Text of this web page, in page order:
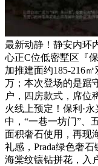
最新动静！静安内环
心正C位低密墅区『
加推建面约185-216
万；本次登场的是踞
户，四房款式，席位
火线上预定！保利·
中，“一巷一坊门”、
面积奢石使用，再现
礼感，Prada绿色奢
海棠纹镶钻拼花，入